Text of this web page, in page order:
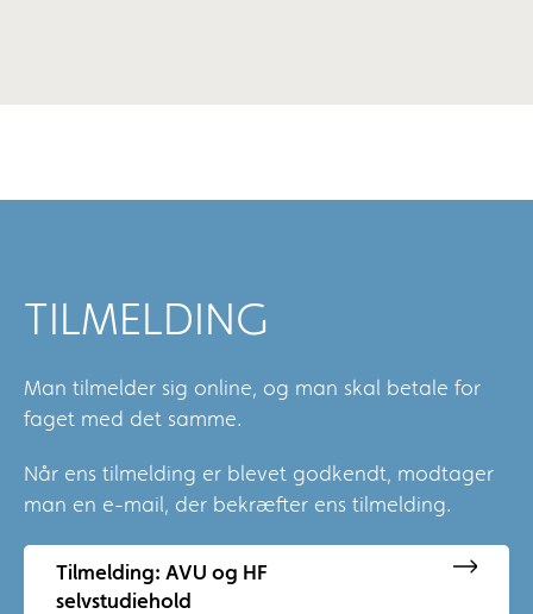
TILMELDING
Man tilmelder sig online, og man skal betale for
faget med det samme.
Når ens tilmelding er blevet godkendt, modtager
man en e-mail, der bekræfter ens tilmelding.
Tilmelding: AVU og HF
selvstudiehold